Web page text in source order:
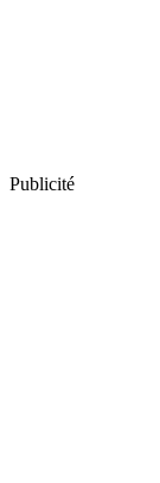
Publicité